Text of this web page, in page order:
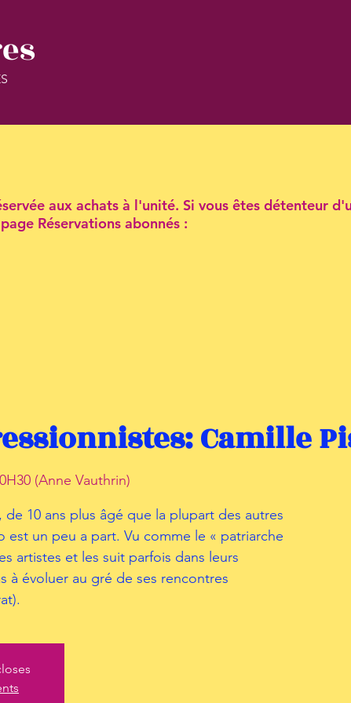
aux achats à l'unité. Si vous êtes détenteur
Réservations abonnés :
Camille
(Anne Vauthrin)
10 ans plus âgé que la plupart des autres
est un peu a part. Vu comme le « patriarche
artistes et les suit parfois dans leurs
à évoluer au gré de ses rencontres